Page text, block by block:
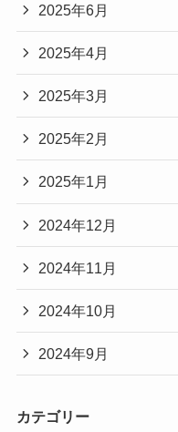
2025年6月
2025年4月
2025年3月
2025年2月
2025年1月
2024年12月
2024年11月
2024年10月
2024年9月
カテゴリー